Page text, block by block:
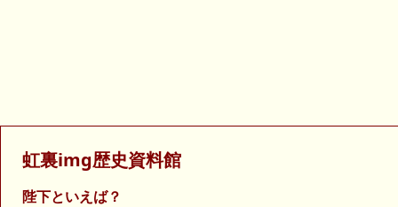
虹裏img歴史資料館
陛下といえば？